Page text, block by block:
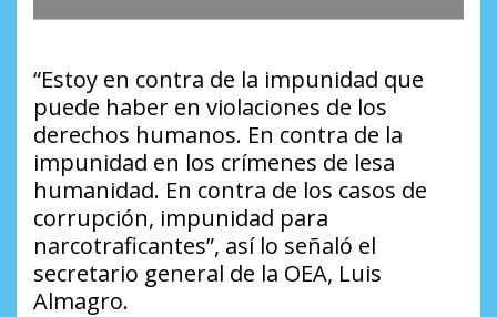
“Estoy en contra de la impunidad que
puede haber en violaciones de los
derechos humanos. En contra de la
impunidad en los crímenes de lesa
humanidad. En contra de los casos de
corrupción, impunidad para
narcotraficantes”, así lo señaló el
secretario general de la OEA, Luis
Almagro.